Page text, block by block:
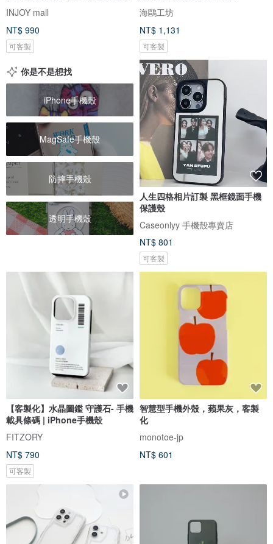
機
INJOY mall
NT$ 990
可客製
海鷗工坊
NT$ 1,131
可客製
你是不是想找
iPhone手機殼
MagSafe手機殼
防摔手機殼
透明手機殼
人生四格相片訂製 黑框鏡面手機
保護殼
Caseonlyy 手機殼專賣店
NT$ 801
可客製
【客製化】水晶圖鑑 守護石- 手機
載具條碼 | iPhone手機殼
FITZORY
NT$ 790
可客製
智慧型手機外殼，蘋果灰，客製
化
monotoe-jp
NT$ 601